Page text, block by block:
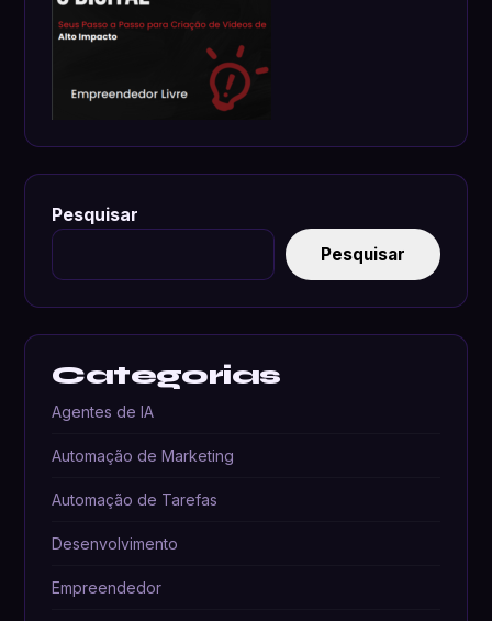
Pesquisar
Pesquisar
Categorias
Agentes de IA
Automação de Marketing
Automação de Tarefas
Desenvolvimento
Empreendedor